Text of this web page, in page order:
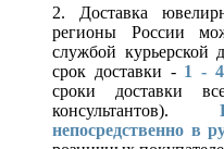
2. Доставка
регионы России
службой курьерской
срок доставки - 1 -
сроки доставки
консультантов).
непосредственно в